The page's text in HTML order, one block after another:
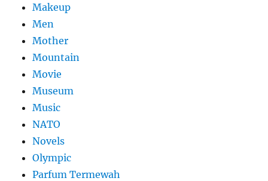
Makeup
Men
Mother
Mountain
Movie
Museum
Music
NATO
Novels
Olympic
Parfum Termewah